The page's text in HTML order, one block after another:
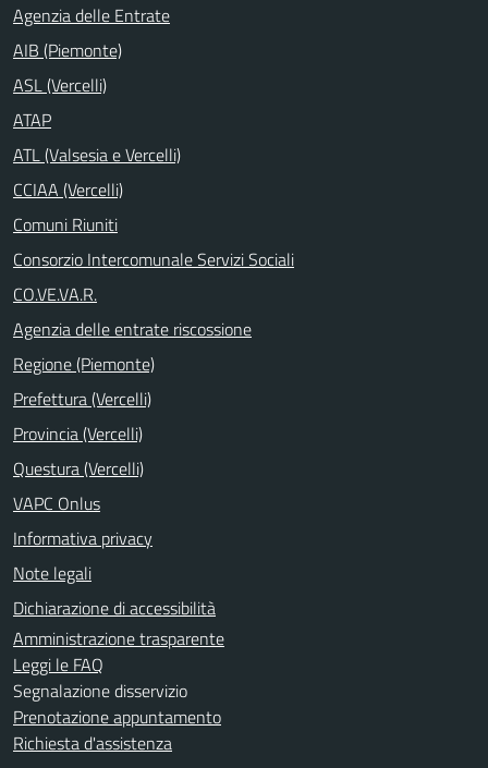
Agenzia delle Entrate
AIB (Piemonte)
ASL (Vercelli)
ATAP
ATL (Valsesia e Vercelli)
CCIAA (Vercelli)
Comuni Riuniti
Consorzio Intercomunale Servizi Sociali
CO.VE.VA.R.
Agenzia delle entrate riscossione
Regione (Piemonte)
Prefettura (Vercelli)
Provincia (Vercelli)
Questura (Vercelli)
VAPC Onlus
Informativa privacy
Note legali
Dichiarazione di accessibilità
Amministrazione trasparente
Leggi le FAQ
Segnalazione disservizio
Prenotazione appuntamento
Richiesta d'assistenza